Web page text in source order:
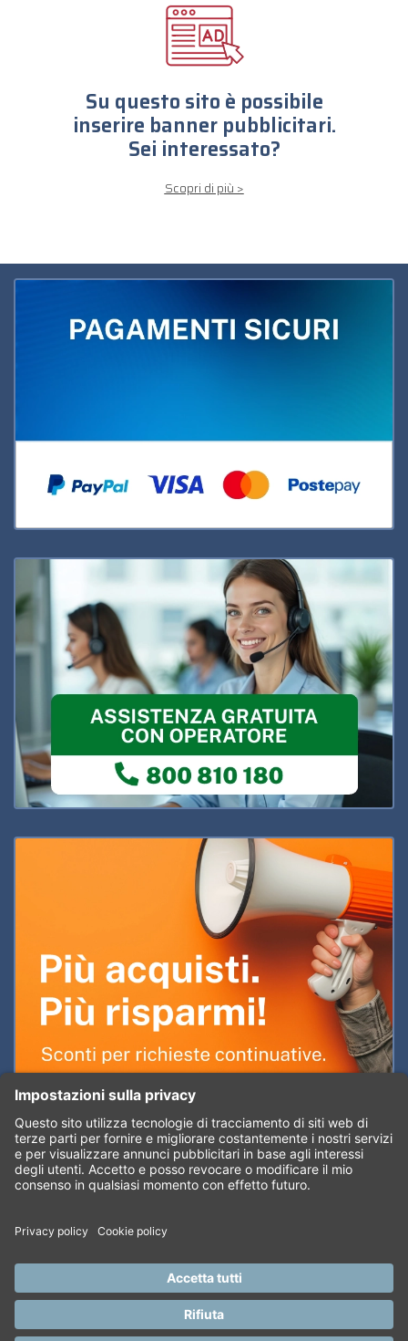
Su questo sito è possibile
inserire banner pubblicitari.
Sei interessato?
Scopri di più >
©2026 Comas S.r.l. Società soggetta all’attività di direzione e
coordinamento di CRIBIS Holding S.r.l. - Società con unico socio